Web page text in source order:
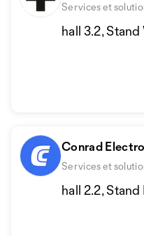
Services et
hall 3.2, Stand
Conrad
Services et
hall 2.2,